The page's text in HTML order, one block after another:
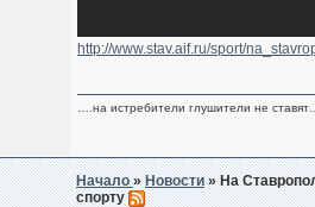
http://www.stav.aif.ru/sport/
….на истребители глушители не
Начало»Новости » На
спорту